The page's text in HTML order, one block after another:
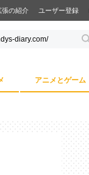
張の紹介 ユーザー登録
アニメとゲーム